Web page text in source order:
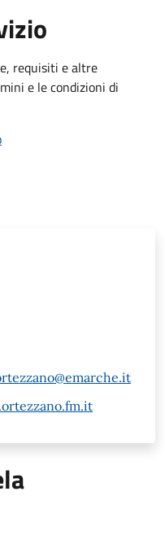
requisiti e altre
e le condizioni di